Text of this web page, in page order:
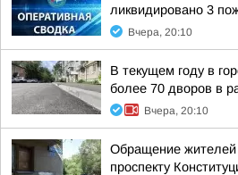
ликвидировано 3
Вчера, 20:10
В текущем году в
более 70 дворов в
Вчера, 20:10
Обращение
проспекту